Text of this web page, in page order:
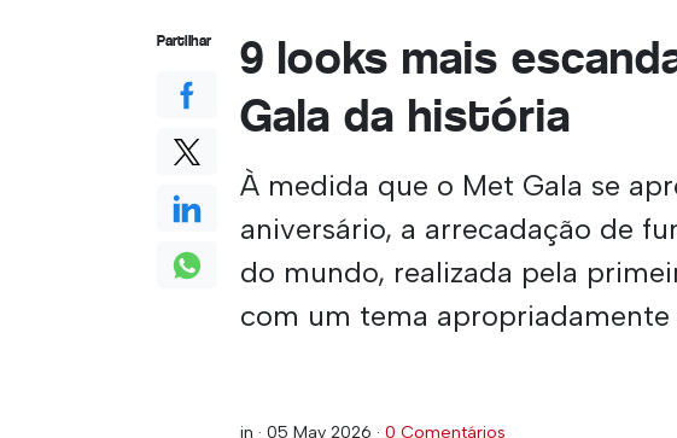
9 looks mais
Gala da história
À medida que o Met Gala se
aniversário, a arrecadação de
do mundo, realizada pela
com um tema
in ·05 May 2026 ·0 Comentários
Partilhar